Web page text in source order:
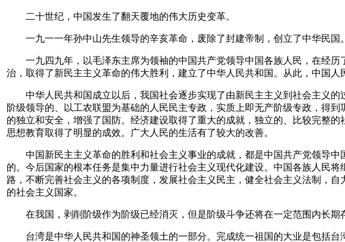
二十世纪，中国发生了翻天覆地的伟大历史变革。
一九一一年孙中山先生领导的辛亥革命，废除了封建帝制，创立了中华民国
一九四九年，以毛泽东主席为领袖的中国共产党领导中国各族人民，在经历
治，取得了新民主主义革命的伟大胜利，建立了中华人民共和国。从此，中国人
中华人民共和国成立以后，我国社会逐步实现了由新民主主义到社会主义的
阶级领导的、以工农联盟为基础的人民民主专政，实质上即无产阶级专政，得
的独立和安全，增强了国防。经济建设取得了重大的成就，独立的、比较完整
思想教育取得了明显的成效。广大人民的生活有了较大的改善。
中国新民主主义革命的胜利和社会主义事业的成就，都是中国共产党领导中
的。今后国家的根本任务是集中力量进行社会主义现代化建设。中国各族人民
路，不断完善社会主义的各项制度，发展社会主义民主，健全社会主义法制，
的社会主义国家。
在我国，剥削阶级作为阶级已经消灭，但是阶级斗争还将在一定范围内长期
台湾是中华人民共和国的神圣领土的一部分。完成统一祖国的大业是包括台